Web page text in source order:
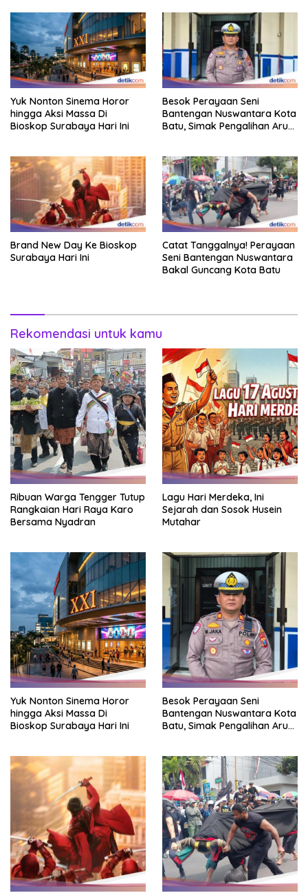
Yuk Nonton Sinema Horor
hingga Aksi Massa Di
Bioskop Surabaya Hari Ini
Besok Perayaan Seni
Bantengan Nuswantara Kota
Batu, Simak Pengalihan Arus
Brand New Day Ke Bioskop
Surabaya Hari Ini
Catat Tanggalnya! Perayaan
Seni Bantengan Nuswantara
Bakal Guncang Kota Batu
Rekomendasi untuk kamu
Ribuan Warga Tengger Tutup
Rangkaian Hari Raya Karo
Bersama Nyadran
Lagu Hari Merdeka, Ini
Sejarah dan Sosok Husein
Mutahar
Yuk Nonton Sinema Horor
hingga Aksi Massa Di
Bioskop Surabaya Hari Ini
Besok Perayaan Seni
Bantengan Nuswantara Kota
Batu, Simak Pengalihan Arus